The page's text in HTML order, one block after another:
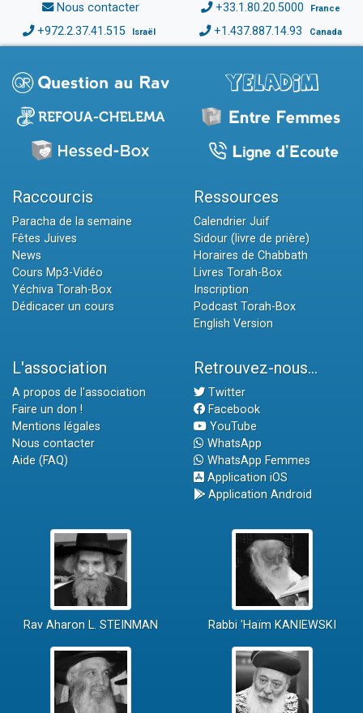
Nous contacter +33.1.80.20.5000 France
+972.2.37.41.515 Israël +1.437.887.14.93 Canada
Raccourcis
Paracha de la semaine
Fêtes Juives
News
Cours Mp3-Vidéo
Yéchiva Torah-Box
Dédicacer un cours
Ressources
Calendrier Juif
Sidour (livre de prière)
Horaires de Chabbath
Livres Torah-Box
Inscription
Podcast Torah-Box
English Version
L'association
A propos de l'association
Faire un don !
Mentions légales
Nous contacter
Aide (FAQ)
Retrouvez-nous...
Twitter
Facebook
YouTube
WhatsApp
WhatsApp Femmes
Application iOS
Application Android
Rav Aharon L. STEINMAN Rabbi 'Haïm KANIEWSKI